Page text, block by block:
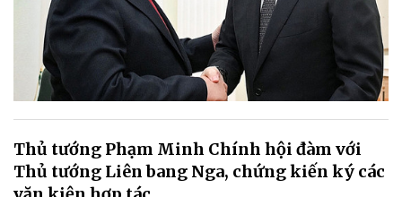
Thủ tướng Phạm Minh Chính hội đàm với
Thủ tướng Liên bang Nga, chứng kiến ký các